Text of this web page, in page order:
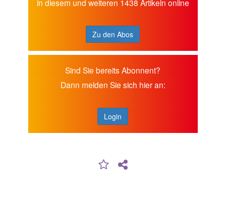
in diesem und weiteren 1438 Artikeln online
Zu den Abos
Sind Sie bereits Abonnent?
Dann melden Sie sich hier an:
Login